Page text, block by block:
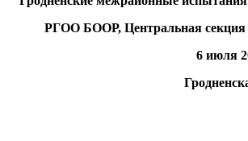
РГОО БООР, Центральная секция
6 июля